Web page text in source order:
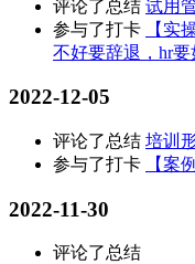
评论了总结 试用
参与了打卡
【实
不好要辞退，hr要
2022-12-05
评论了总结 培训
参与了打卡
【案
2022-11-30
评论了总结